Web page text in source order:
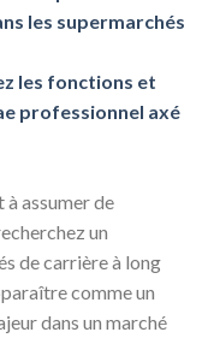
les supermarchés
les fonctions et
professionnel axé
assumer de
un
de carrière à long
comme un
dans un marché